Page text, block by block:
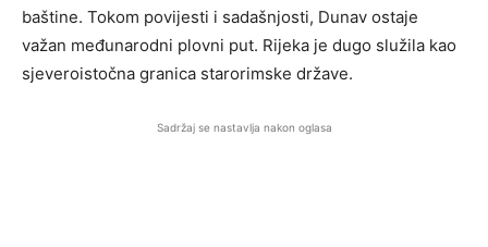
baštine. Tokom povijesti i sadašnjosti, Dunav ostaje
važan međunarodni plovni put. Rijeka je dugo služila kao
sjeveroistočna granica starorimske države.
Sadržaj se nastavlja nakon oglasa